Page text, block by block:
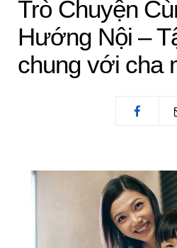
Trò Chuyện
Hướng Nội –
chung với cha